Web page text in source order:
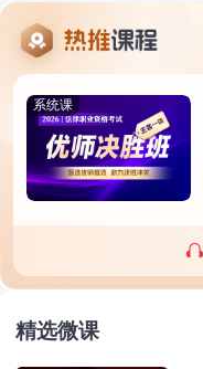
系统课
精选微课